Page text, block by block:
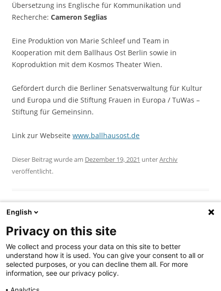
Übersetzung ins Englische für Kommunikation und
Recherche: Cameron Seglias
Eine Produktion von Marie Schleef und Team in
Kooperation mit dem Ballhaus Ost Berlin sowie in
Koproduktion mit dem Kosmos Theater Wien.
Gefördert durch die Berliner Senatsverwaltung für Kultur
und Europa und die Stiftung Frauen in Europa / TuWas –
Stiftung für Gemeinsinn.
Link zur Webseite www.ballhausost.de
Dieser Beitrag wurde am Dezember 19, 2021 unterArchiv
veröffentlicht.
Beitragsnavigation
←Die Geschichte einer
Stunde // The Story of an
Hour
English
Privacy on this site
We collect and process your data on this site to better
understand how it is used. You can give your consent to all or
selected purposes, or you can decline them all. For more
information, see our privacy policy.